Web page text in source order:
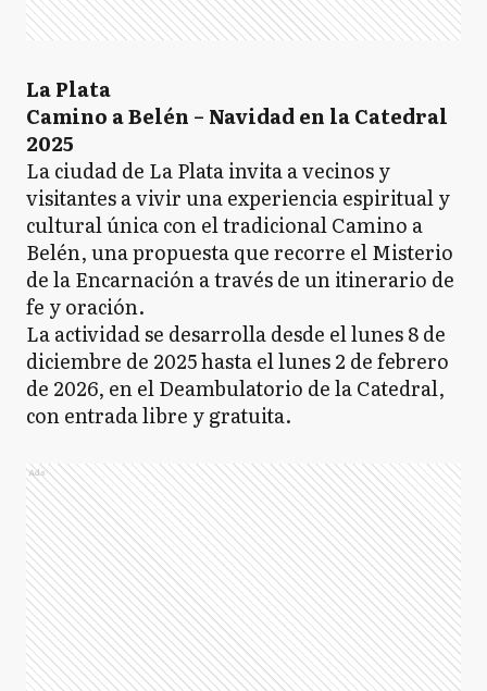
La Plata
Camino a Belén – Navidad en la Catedral
2025
La ciudad de La Plata invita a vecinos y
visitantes a vivir una experiencia espiritual y
cultural única con el tradicional Camino a
Belén, una propuesta que recorre el Misterio
de la Encarnación a través de un itinerario de
fe y oración.
La actividad se desarrolla desde el lunes 8 de
diciembre de 2025 hasta el lunes 2 de febrero
de 2026, en el Deambulatorio de la Catedral,
con entrada libre y gratuita.
Ads